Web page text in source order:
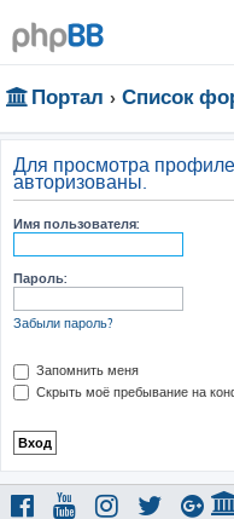
Портал Список
Для просмотра
авторизованы.
Имя пользователя:
Пароль:
Забыли пароль?
Запомнить меня
Скрыть моё пребывание на